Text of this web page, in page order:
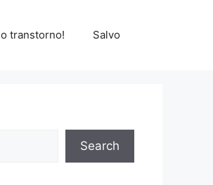
transtorno! Salvo
Search